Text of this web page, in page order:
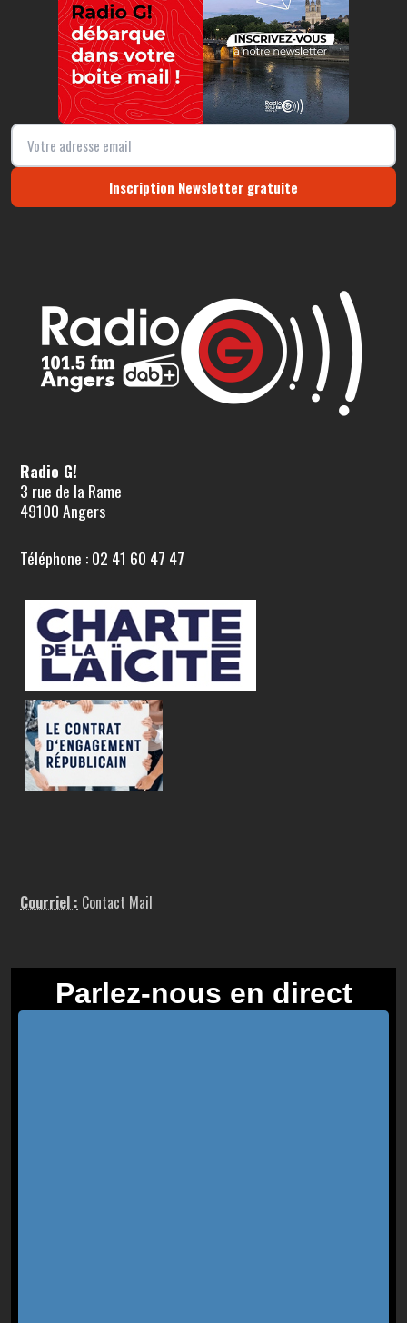
Inscription Newsletter gratuite
Radio G!
3 rue de la Rame
49100 Angers
Téléphone : 02 41 60 47 47
Courriel : Contact Mail